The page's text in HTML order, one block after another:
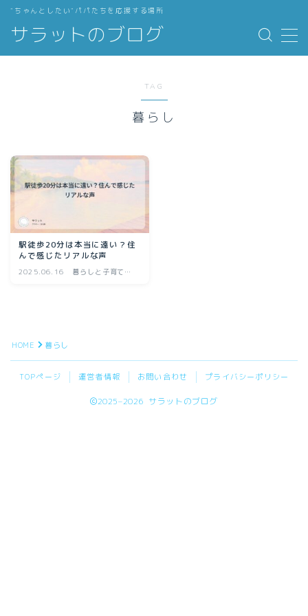
サラットのブログ
”ちゃんとしたい”パパたちを応援する場所
働き方のアップデート
私のお気に入り
TAG
暮らし
駅徒歩20分は本当に遠い？住
んで感じたリアルな声
2025.06.16
暮らしと子育ての
HOME 暮らし
TOPページ 運営者情報 お問い合わせ プライバシーポリシー
2025–2026 サラットのブログ